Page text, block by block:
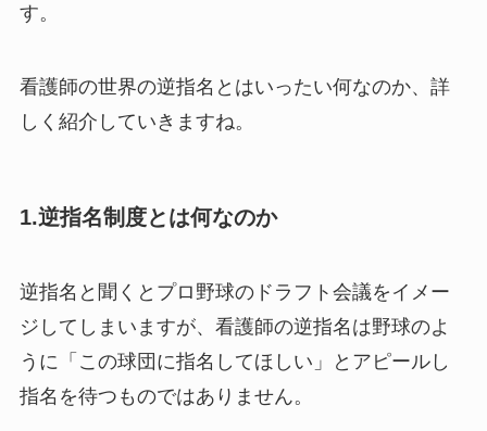
す。
看護師の世界の逆指名とはいったい何なのか、詳
しく紹介していきますね。
1.逆指名制度とは何なのか
逆指名と聞くとプロ野球のドラフト会議をイメー
ジしてしまいますが、看護師の逆指名は野球のよ
うに「この球団に指名してほしい」とアピールし
指名を待つものではありません。